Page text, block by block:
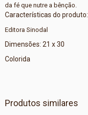
da fé que nutre a bênção.
Características do produto:
Editora Sinodal
Dimensões: 21 x 30
Colorida
Produtos similares